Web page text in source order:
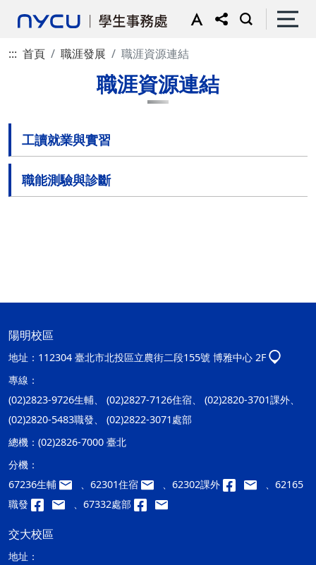
::: 首頁 職涯發展 職涯資源連結
職涯資源連結
工讀就業與實習
職能測驗與診斷
陽明校區
地址： 112304 臺北市北投區立農街二段155號 博雅中心 2F
專線：
(02)2823-9726生輔、 (02)2827-7126住宿、 (02)2820-3701課外、
(02)2820-5483職發、 (02)2822-3071處部
總機： (02)2826-7000 臺北
分機：
67236生輔
、62301住宿 、62302課外
、62165
職發
、67332處部
交大校區
地址：